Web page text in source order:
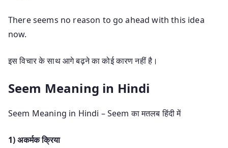
There seems no reason to go ahead with this idea
now.
इस विचार के साथ आगे बढ़ने का कोई कारण नहीं है।
Seem Meaning in Hindi
Seem Meaning in Hindi – Seem का मतलब हिंदी में
1) अकर्मक क्रिया